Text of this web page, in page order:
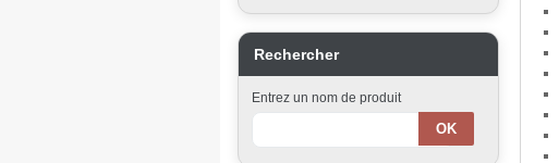
Rechercher
Entrez un nom de produit